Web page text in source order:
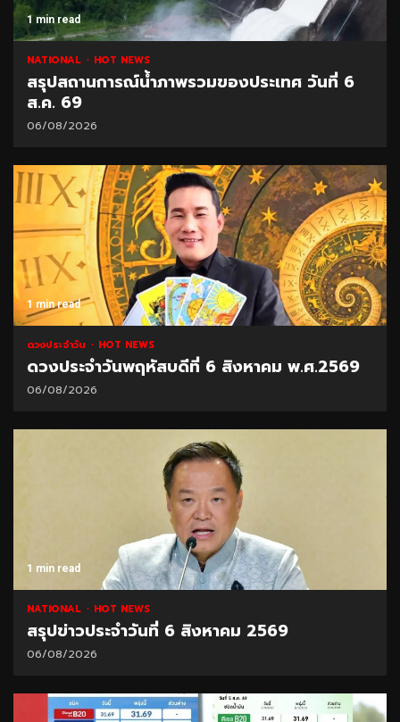
1 min read
NATIONAL HOT NEWS
สรุปสถานการณ์น้ำภาพรวมของประเทศ วันที่ 6
ส.ค. 69
06/08/2026
1 min read
ดวงประจำวัน HOT NEWS
ดวงประจำวันพฤหัสบดีที่ 6 สิงหาคม พ.ศ.2569
06/08/2026
1 min read
NATIONAL HOT NEWS
สรุปข่าวประจำวันที่ 6 สิงหาคม 2569
06/08/2026